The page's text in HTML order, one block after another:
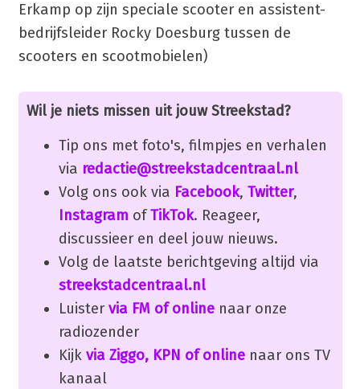
Erkamp op zijn speciale scooter en assistent-
bedrijfsleider Rocky Doesburg tussen de
scooters en scootmobielen)
Wil je niets missen uit jouw Streekstad?
Tip ons met foto's, filmpjes en verhalen
via redactie@streekstadcentraal.nl
Volg ons ook via Facebook, Twitter,
Instagram ofTikTok. Reageer,
discussieer en deel jouw nieuws.
Volg de laatste berichtgeving altijd via
streekstadcentraal.nl
Luister via FM of onlinenaar onze
radiozender
Kijk via Ziggo, KPN of onlinenaar ons TV
kanaal